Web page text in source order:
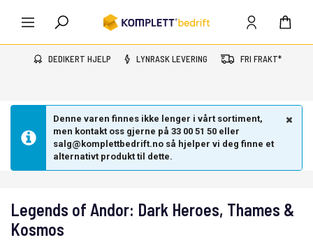
DEDIKERT HJELP LYNRASK LEVERING FRI FRAKT*
Denne varen finnes ikke lenger i vårt sortiment,
men kontakt oss gjerne på 33 00 51 50 eller
salg@komplettbedrift.no så hjelper vi deg finne et
alternativt produkt til dette.
Legends of Andor: Dark Heroes, Thames &
Kosmos